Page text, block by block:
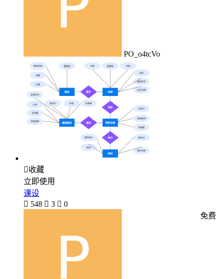
PO_o4tcVo
收藏
立即使用
课设
 548  3  0
免费